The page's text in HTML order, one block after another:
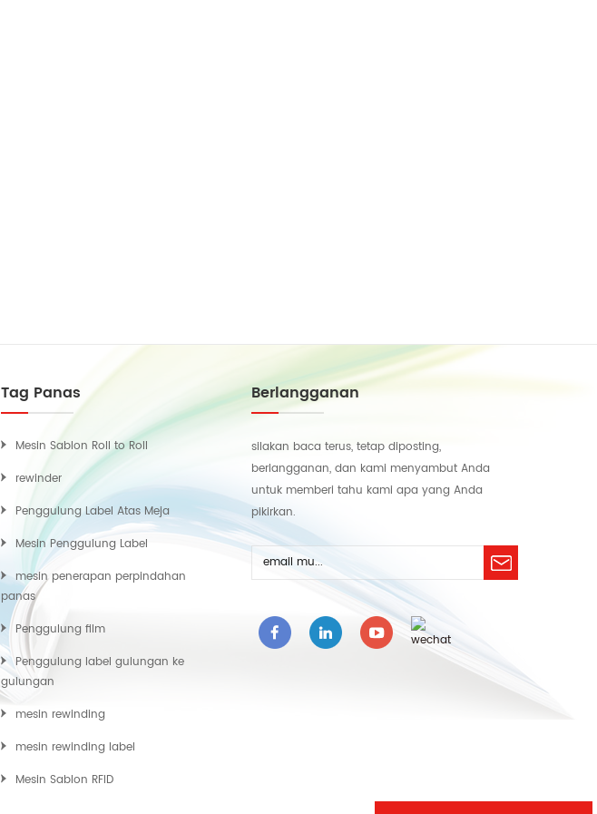
Tag Panas
Mesin Sablon Roll to Roll
rewinder
Penggulung Label Atas Meja
Mesin Penggulung Label
mesin penerapan perpindahan
panas
Penggulung film
Penggulung label gulungan ke
gulungan
mesin rewinding
mesin rewinding label
Mesin Sablon RFID
Berlangganan
silakan baca terus, tetap diposting,
berlangganan, dan kami menyambut Anda
untuk memberi tahu kami apa yang Anda
pikirkan.